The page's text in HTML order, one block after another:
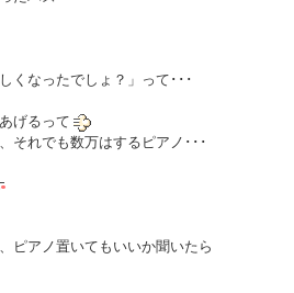
くなったでしょ？」って･･･
げるって
それでも数万はするピアノ･･･
ピアノ置いてもいいか聞いたら